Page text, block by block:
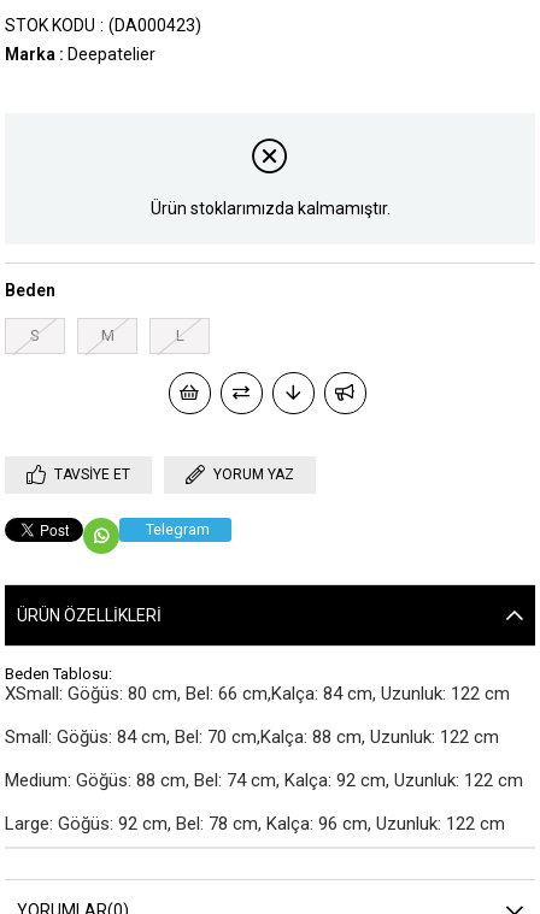
(DA000423)
STOK KODU
Marka : Deepatelier
Ürün stoklarımızda kalmamıştır.
Beden
S M L
TAVSIYE ET YORUM YAZ
Telegram
ÜRÜN ÖZELLIKLERI
Beden Tablosu:
XSmall: Göğüs: 80 cm, Bel: 66 cm,Kalça: 84 cm, Uzunluk: 122 cm
Small: Göğüs: 84 cm, Bel: 70 cm,Kalça: 88 cm, Uzunluk: 122 cm
Medium: Göğüs: 88 cm, Bel: 74 cm, Kalça: 92 cm, Uzunluk: 122 cm
Large: Göğüs: 92 cm, Bel: 78 cm, Kalça: 96 cm, Uzunluk: 122 cm